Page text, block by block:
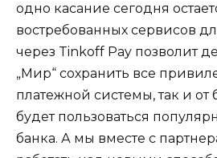
одно касание сегодня
востребованных сервисов
через Tinkoff Pay позволит
„Мир“ сохранить все
платежной системы, так и от
будет пользоваться
банка. А мы вместе с